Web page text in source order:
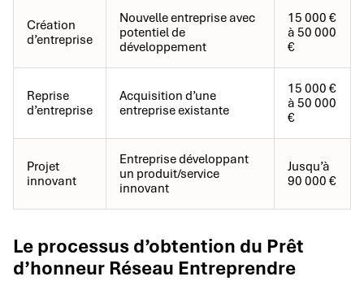
Création
d’entreprise
Nouvelle entreprise avec
potentiel de
développement
15 000 €
à 50 000
€
Reprise
d’entreprise
Acquisition d’une
entreprise existante
15 000 €
à 50 000
€
Projet
innovant
Entreprise développant
un produit/service
innovant
Jusqu’à
90 000 €
Le processus d’obtention du Prêt
d’honneur Réseau Entreprendre